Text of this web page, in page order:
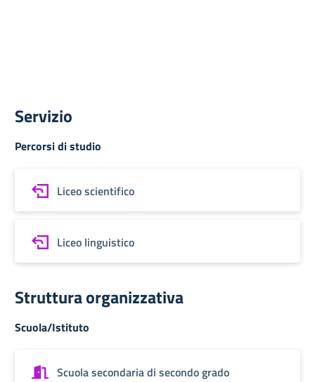
Servizio
Percorsi di studio
Liceo scientifico
Liceo linguistico
Struttura organizzativa
Scuola/Istituto
Scuola secondaria di secondo grado